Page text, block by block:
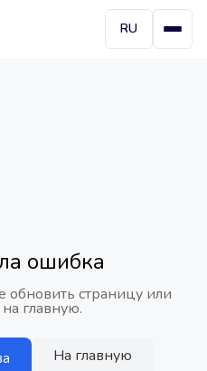
RU
ошибка
обновить страницу или
главную.
На главную